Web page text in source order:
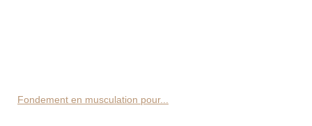
Fondement en musculation pour...